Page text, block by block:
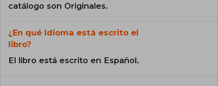
catálogo son Originales.
¿En qué Idioma está escrito el
libro?
El libro está escrito en Español.